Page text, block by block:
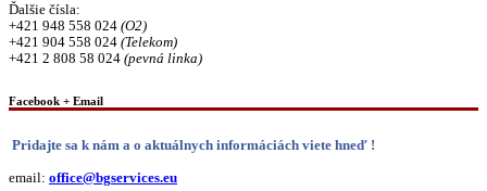
Ďalšie čísla:
+421 948 558 024 (O2)
+421 904 558 024 (Telekom)
+421 2 808 58 024 (pevná linka)
Facebook + Email
Pridajte sa k nám a o aktuálnych informáciách viete hneď !
email: office@bgservices.eu